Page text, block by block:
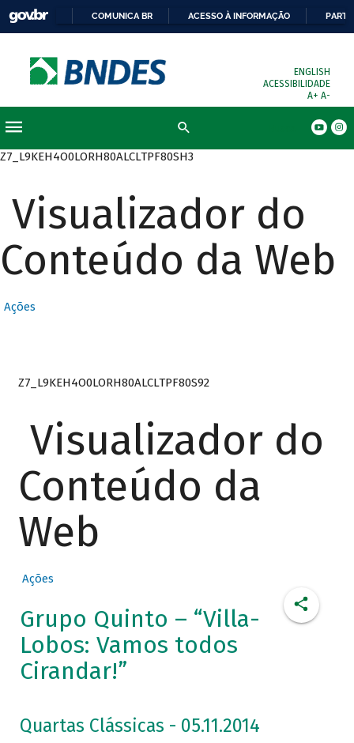
COMUNICA BR ACESSO À INFORMAÇÃO
ENGLISH
ACESSIBILIDADE
A+ A-
Z7_L9KEH4O0LORH80ALCLTPF80SH3
Visualizador do
Conteúdo da Web
Ações
Z7_L9KEH4O0LORH80ALCLTPF80S92
Visualizador do
Conteúdo da
Web
Ações
Grupo Quinto – “Villa-
Lobos: Vamos todos
Cirandar!”
Quartas Clássicas - 05.11.2014